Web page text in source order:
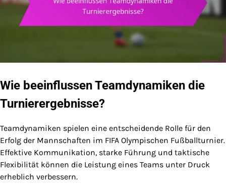
Wie beeinflussen Teamdynamiken die
Turnierergebnisse?
Teamdynamiken spielen eine entscheidende Rolle für den
Erfolg der Mannschaften im FIFA Olympischen Fußballturnier.
Effektive Kommunikation, starke Führung und taktische
Flexibilität können die Leistung eines Teams unter Druck
erheblich verbessern.